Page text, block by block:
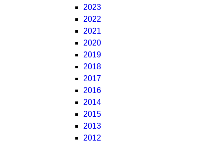
2023
2022
2021
2020
2019
2018
2017
2016
2014
2015
2013
2012